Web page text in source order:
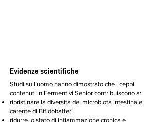
​Evidenze scientifiche
Studi sull’uomo hanno dimostrato che i ceppi
contenuti in Fermentivi Senior contribuiscono a:
ripristinare la diversità del microbiota intestinale,
carente di Bifidobatteri
ridurre lo stato di infiammazione cronica e